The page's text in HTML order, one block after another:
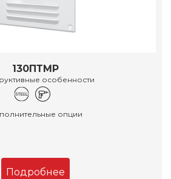
130ПТМР
особенности
опции
Подробнее